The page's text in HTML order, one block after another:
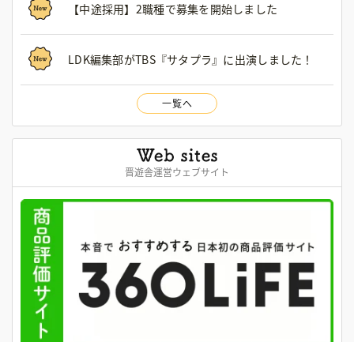
【中途採用】2職種で募集を開始しました
LDK編集部がTBS『サタプラ』に出演しました！
一覧へ
晋遊舎運営ウェブサイト